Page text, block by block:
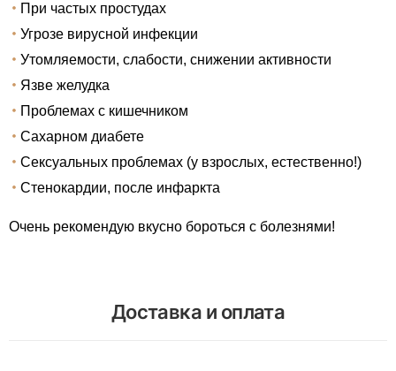
При частых простудах
Угрозе вирусной инфекции
Утомляемости, слабости, снижении активности
Язве желудка
Проблемах с кишечником
Сахарном диабете
Сексуальных проблемах (у взрослых, естественно!)
Стенокардии, после инфаркта
Очень рекомендую вкусно бороться с болезнями!
Доставка и оплата